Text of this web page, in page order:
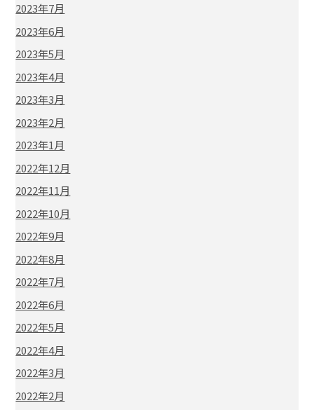
2023年7月
2023年6月
2023年5月
2023年4月
2023年3月
2023年2月
2023年1月
2022年12月
2022年11月
2022年10月
2022年9月
2022年8月
2022年7月
2022年6月
2022年5月
2022年4月
2022年3月
2022年2月